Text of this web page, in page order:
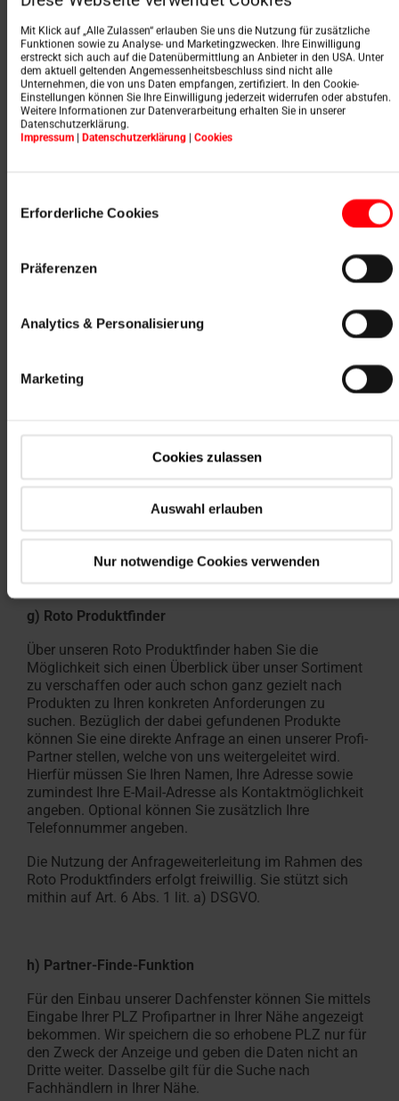
Mit Klick auf „Alle Zulassen“ erlauben Sie uns die Nutzung für zusätzliche
Funktionen sowie zu Analyse- und Marketingzwecken. Ihre Einwilligung
erstreckt sich auch auf die Datenübermittlung an Anbieter in den USA. Unter
dem aktuell geltenden Angemessenheitsbeschluss sind nicht alle
Unternehmen, die von uns Daten empfangen, zertifiziert. In den Cookie-
Einstellungen können Sie Ihre Einwilligung jederzeit widerrufen oder abstufen.
Weitere Informationen zur Datenverarbeitung erhalten Sie in unserer
Datenschutzerklärung.
Impressum | Datenschutzerklärung | Cookies
Erforderliche Cookies
Präferenzen
Analytics & Personalisierung
Marketing
Cookies zulassen
Auswahl erlauben
Nur notwendige Cookies verwenden
f) Online-Bestellanfrage
Sie haben die Möglichkeit, bei uns eine Online-
Bestellanfrage zu stellen. Für eine solche Anfrage
erheben wir von Ihnen folgende Daten: Firma, Adresse,
Vor- und Nachname, E-Mail-Adresse und
Telefonnummer übermitteln um die Kontaktaufnahme
Ihre Fachhändlers mit Ihnen zu erleichtern. Ebenso auf
Ansprechpartner bei Ihrem Fachhändler sowie einen
individuellen Kommentar zu Ihrer Bestellanfrage
Ihre einzelnen Bestellanfragen werden gespeichert und
Sie können Sie über den Reiter „Meine Bestellanfragen“
Fachhändler weitergeleitet. Die Weiterleitung erfolgt
ausschließlich zum Zwecke der Bearbeitung Ihrer
Anfragen durch den jeweiligen Fachhändler.
Die Registrierung erfolgt freiwillig, stützt sich mithin auf Ihre
g) Roto Produktfinder
Über unseren Roto Produktfinder haben Sie die
Möglichkeit sich einen Überblick über unser Sortiment
zu verschaffen oder auch schon ganz gezielt nach
Produkten zu Ihren konkreten Anforderungen zu
suchen. Bezüglich der dabei gefundenen Produkte
können Sie eine direkte Anfrage an einen unserer Profi-
Partner stellen, welche von uns weitergeleitet wird.
Hierfür müssen Sie Ihren Namen, Ihre Adresse sowie
zumindest Ihre E-Mail-Adresse als Kontaktmöglichkeit
angeben. Optional können Sie zusätzlich Ihre
Telefonnummer angeben.
Die Nutzung der Anfrageweiterleitung im Rahmen des
Roto Produktfinders erfolgt freiwillig. Sie stützt sich
mithin auf Art. 6 Abs. 1 lit. a) DSGVO.
h) Partner-Finde-Funktion
Für den Einbau unserer Dachfenster können Sie mittels
Eingabe Ihrer PLZ Profipartner in Ihrer Nähe angezeigt
bekommen. Wir speichern die so erhobene PLZ nur für
den Zweck der Anzeige und geben die Daten nicht an
Dritte weiter. Dasselbe gilt für die Suche nach
Fachhändlern in Ihrer Nähe.